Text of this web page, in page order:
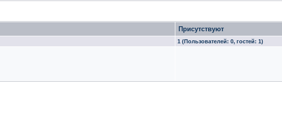
Присутствуют
1 (Пользователей: 0, гостей: 1)